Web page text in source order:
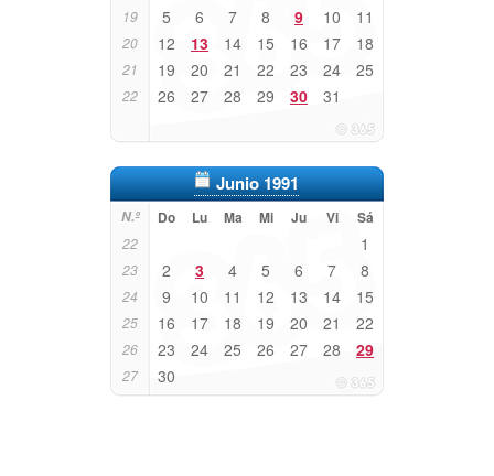
19 5 6 7 8 9 10 11
20 12 13 14 15 16 17 18
21 19 20 21 22 23 24 25
22 26 27 28 29 30 31
Junio 1991
N.º Do Lu Ma Mi Ju Vi Sá
22 1
23 2 3 4 5 6 7 8
24 9 10 11 12 13 14 15
25 16 17 18 19 20 21 22
26 23 24 25 26 27 28 29
27 30